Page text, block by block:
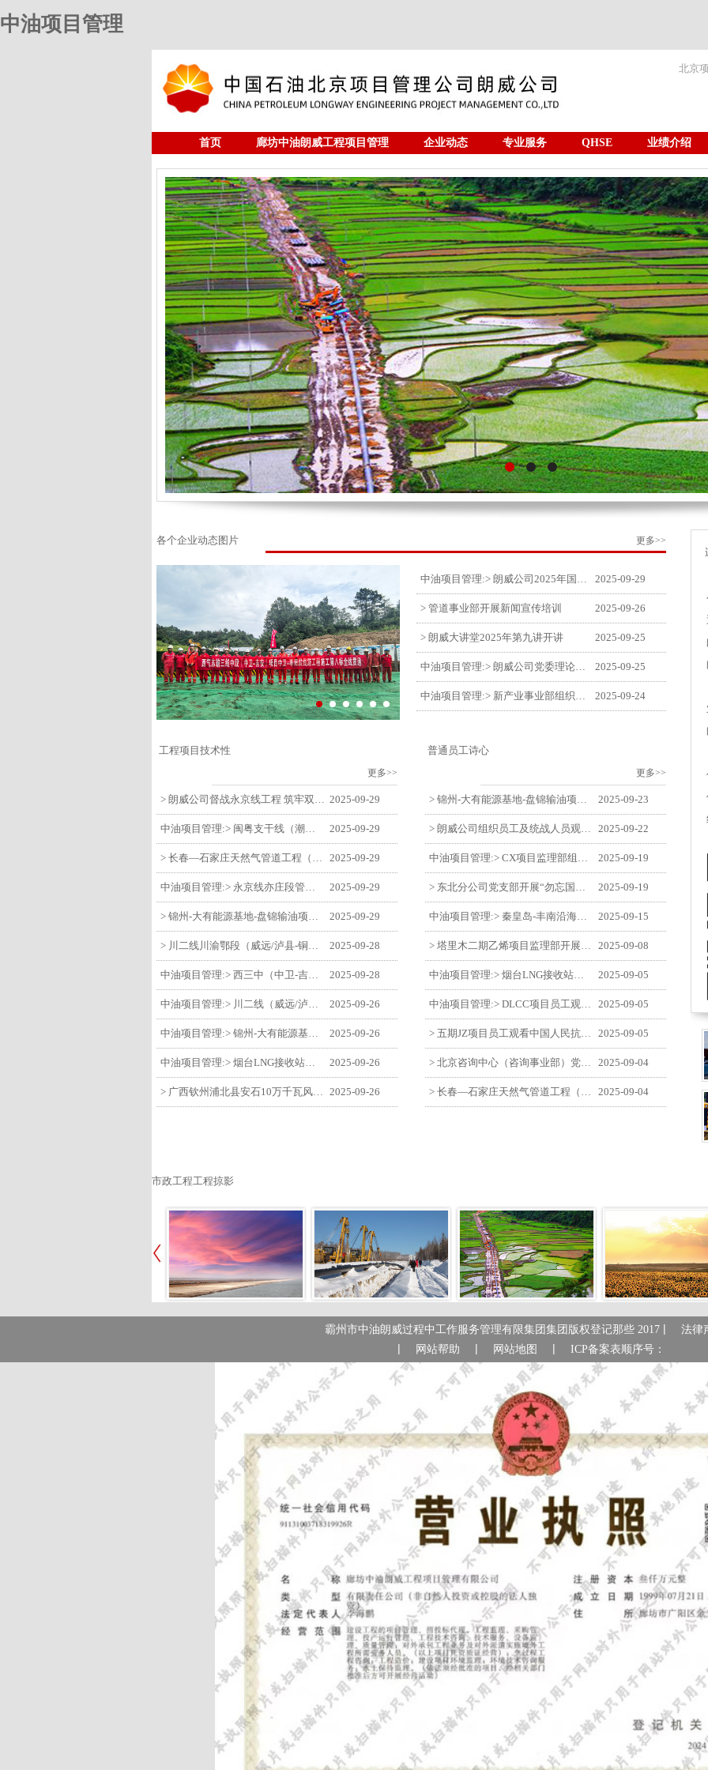
中油项目管理
北京
首页 廊坊中油朗威工程项目管理 企业动态 专业服务 QHSE
业绩介绍
各个企业动态图片 更多>>
2025-09-29
> 管道事业部开展新闻宣传培训 2025-09-26
> 朗威大讲堂2025年第九讲开讲 2025-09-25
2025-09-25
2025-09-24
工程项目技术性
更多>>
2025-09-29
2025-09-29
2025-09-29
2025-09-29
2025-09-29
2025-09-28
2025-09-28
2025-09-26
2025-09-26
2025-09-26
2025-09-26
普通员工诗心
更多>>
2025-09-23
2025-09-22
2025-09-19
2025-09-19
2025-09-15
2025-09-08
2025-09-05
2025-09-05
2025-09-05
2025-09-04
2025-09-04
市政工程工程掠影
霸州市中油朗威过程中工作服务管理有限集团集团版权登记那些 2017 | 法律
| 网站帮助 | 网站地图 | ICP备案表顺序号：